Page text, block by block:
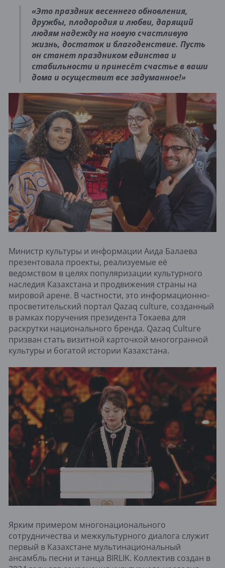
«Это праздник весеннего обновления,
дружбы, плодородия и любви, дарящий
людям надежду на новую счастливую
жизнь, достаток и благоденствие. Пусть
он станет праздником единства и
стабильности и принесёт счастье в ваши
дома и осуществит все задуманное!»
Министр культуры и информации Аида Балаева
презентовала проекты, реализуемые её
ведомством в целях популяризации культурного
наследия Казахстана и продвижения страны на
мировой арене. В частности, это информационно-
просветительский портал Qazaq сulture, созданный
в рамках поручения президента Токаева для
раскрутки национального бренда. Qazaq Culture
призван стать визитной карточкой многогранной
культуры и богатой истории Казахстана.
Ярким примером многонационального
сотрудничества и межкультурного диалога служит
первый в Казахстане мультинациональный
ансамбль песни и танца BIRLIK. Коллектив создан в